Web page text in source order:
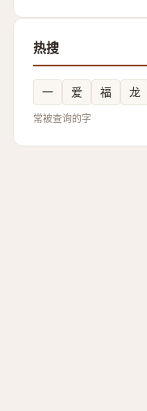
热搜
一 爱 福 龙
常被查询的字